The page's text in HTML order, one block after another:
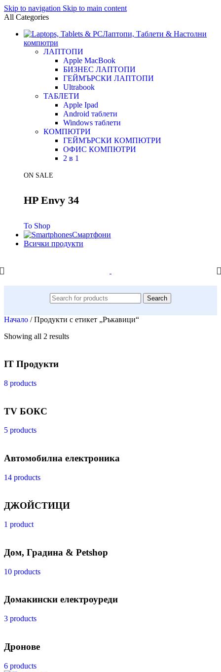
Skip to navigation Skip to main content
All Categories
Лаптопи, Таблети & Настолни
компютри
ЛАПТОПИ
Apple MacBook
БИЗНЕС ЛАПТОПИ
ГЕЙМЪРСКИ ЛАПТОПИ
Ultrabook
ТАБЛЕТИ
Apple Ipad
Android таблети
Windows таблети
КОМПЮТРИ
ГЕЙМЪРСКИ КОМПЮТРИ
ОФИС КОМПЮТРИ
2 в 1
ON SALE
HP Envy 34
To Shop
Смартфони
Всички продукти
Search
Начало / Продукти с етикет „Ръкавици“
Showing all 2 results
IT Продукти
8 products
TV БОКС
5 products
Автомобилна електроника
14 products
ДЖОЙСТИЦИ
1 product
Дом, Градина & Petshop
10 products
Домакински електроуреди
3 products
Дронове
6 products